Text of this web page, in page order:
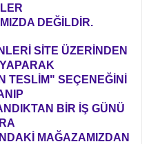
DEĞİLDİR.
SİTE ÜZERİNDEN
TESLİM" SEÇENEĞİNİ
BİR İŞ GÜNÜ
MAĞAZAMIZDAN